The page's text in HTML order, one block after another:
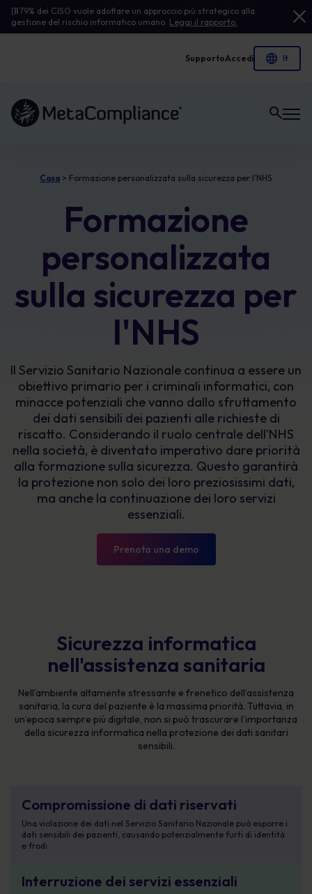
[Il79% dei CISO vuole adottare un approccio più strategico alla
gestione del rischio informatico umano. Leggi il rapporto.
SupportoAccedi
Link alla homepage
Casa > Formazione personalizzata sulla sicurezza per l’NHS
Formazione
personalizzata
sulla sicurezza per
l'NHS
Il Servizio Sanitario Nazionale continua a essere un
obiettivo primario per i criminali informatici, con
minacce potenziali che vanno dallo sfruttamento
dei dati sensibili dei pazienti alle richieste di
riscatto. Considerando il ruolo centrale dell'NHS
nella società, è diventato imperativo dare priorità
alla formazione sulla sicurezza. Questo garantirà
la protezione non solo dei loro preziosissimi dati,
ma anche la continuazione dei loro servizi
essenziali.
Prenota una demo
Sicurezza informatica
nell'assistenza sanitaria
Nell’ambiente altamente stressante e frenetico dell’assistenza
sanitaria, la cura del paziente è la massima priorità. Tuttavia, in
un’epoca sempre più digitale, non si può trascurare l’importanza
della sicurezza informatica nella protezione dei dati sanitari
sensibili.
Compromissione di dati riservati
Una violazione dei dati nel Servizio Sanitario Nazionale può esporre i
dati sensibili dei pazienti, causando potenzialmente furti di identità
e frodi.
Interruzione dei servizi essenziali